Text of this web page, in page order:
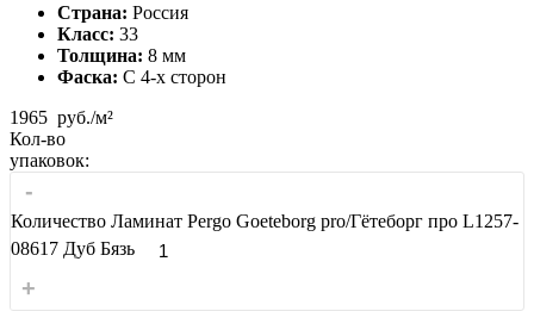
Страна: Россия
Класс: 33
Толщина: 8 мм
Фаска: С 4-x сторон
1965 руб./м²
Кол-во
упаковок:
-
Количество Ламинат Pergo Goeteborg pro/Гётеборг про L1257-
08617 Дуб Бязь
+